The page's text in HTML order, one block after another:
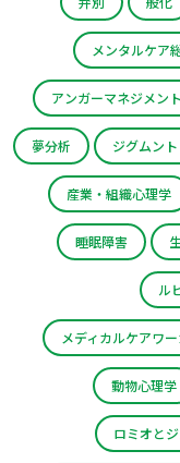
メンタルケア
アンガーマネジメント
夢分析 ジグムン
産業・組織心理学
睡眠障害
ル
メディカルケアワ
動物心理学
ロミオと